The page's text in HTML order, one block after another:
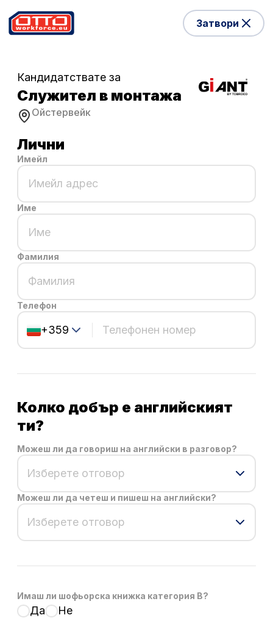
Затвори
Кандидатствате за
Служител в монтажа
Ойстервейк
Лични
Имейл
Име
Фамилия
Телефон
+359
Колко добър е английският
ти?
Можеш ли да говориш на английски в разговор?
Изберете отговор
Можеш ли да четеш и пишеш на английски?
Изберете отговор
Имаш ли шофьорска книжка категория B?
Да Не